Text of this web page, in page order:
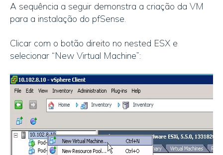
A sequência a seguir demonstra a criação da VM
para a instalação do pfSense.
Clicar com o botão direito no nested ESX e
selecionar “New Virtual Machine”: